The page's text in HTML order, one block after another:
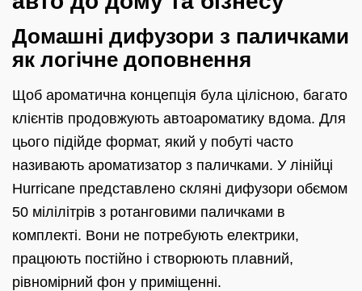
Домашні дифузори з паличками
як логічне доповнення
Щоб ароматична концепція була цілісною, багато
клієнтів продовжують автоароматику вдома. Для
цього підійде формат, який у побуті часто
називають ароматизатор з паличками. У лінійці
Hurricane представлено скляні дифузори обємом
50 мілілітрів з ротанговими паличками в
комплекті. Вони не потребують електрики,
працюють постійно і створюють плавний,
рівномірний фон у приміщенні.